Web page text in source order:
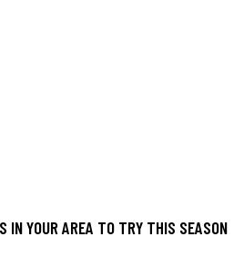
IN YOUR AREA TO TRY THIS SEASON